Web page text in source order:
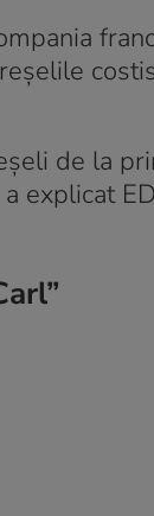
de la
explicat